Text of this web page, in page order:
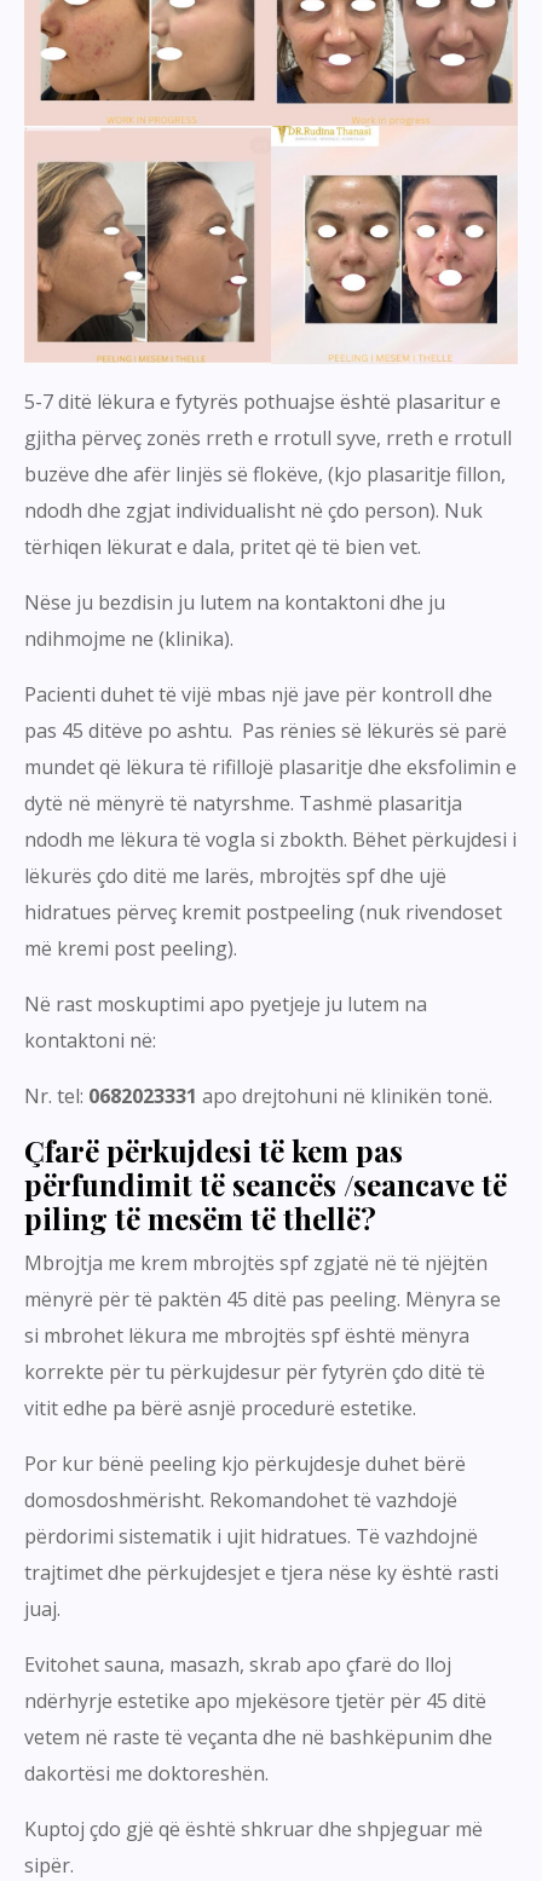
5-7 ditë lëkura e fytyrës pothuajse është plasaritur e
gjitha përveç zonës rreth e rrotull syve, rreth e rrotull
buzëve dhe afër linjës së flokëve, (kjo plasaritje fillon,
ndodh dhe zgjat individualisht në çdo person). Nuk
tërhiqen lëkurat e dala, pritet që të bien vet.
Nëse ju bezdisin ju lutem na kontaktoni dhe ju
ndihmojme ne (klinika).
Pacienti duhet të vijë mbas një jave për kontroll dhe
pas 45 ditëve po ashtu. Pas rënies së lëkurës së parë
mundet që lëkura të rifillojë plasaritje dhe eksfolimin e
dytë në mënyrë të natyrshme. Tashmë plasaritja
ndodh me lëkura të vogla si zbokth. Bëhet përkujdesi i
lëkurës çdo ditë me larës, mbrojtës spf dhe ujë
hidratues përveç kremit postpeeling (nuk rivendoset
më kremi post peeling).
Në rast moskuptimi apo pyetjeje ju lutem na
kontaktoni në:
Nr. tel: 0682023331 apo drejtohuni në klinikën tonë.
Çfarë përkujdesi të kem pas
përfundimit të seancës /seancave të
piling të mesëm të thellë?
Mbrojtja me krem mbrojtës spf zgjatë në të njëjtën
mënyrë për të paktën 45 ditë pas peeling. Mënyra se
si mbrohet lëkura me mbrojtës spf është mënyra
korrekte për tu përkujdesur për fytyrën çdo ditë të
vitit edhe pa bërë asnjë procedurë estetike.
Por kur bënë peeling kjo përkujdesje duhet bërë
domosdoshmërisht. Rekomandohet të vazhdojë
përdorimi sistematik i ujit hidratues. Të vazhdojnë
trajtimet dhe përkujdesjet e tjera nëse ky është rasti
juaj.
Evitohet sauna, masazh, skrab apo çfarë do lloj
ndërhyrje estetike apo mjekësore tjetër për 45 ditë
vetem në raste të veçanta dhe në bashkëpunim dhe
dakortësi me doktoreshën.
Kuptoj çdo gjë që është shkruar dhe shpjeguar më
sipër.